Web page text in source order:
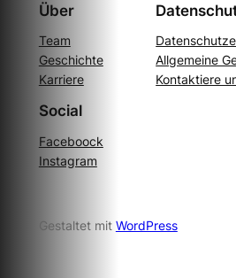
Über
Team
Geschichte
Karriere
Allgemeine
Kontaktiere
Social
Faceboock
Instagram
Gestaltet mit WordPress